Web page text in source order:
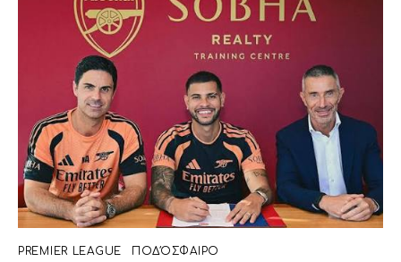
PREMIER LEAGUE ΠΟΔΌΣΦΑΙΡΟ